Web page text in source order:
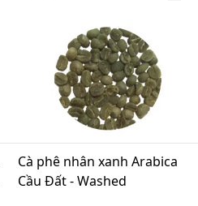
Cà phê nhân xanh Arabica
Cầu Đất - Washed